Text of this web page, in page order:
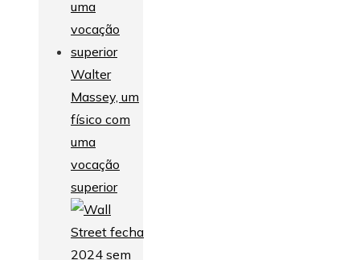
Walter
Massey, um
físico com
uma
vocação
superior